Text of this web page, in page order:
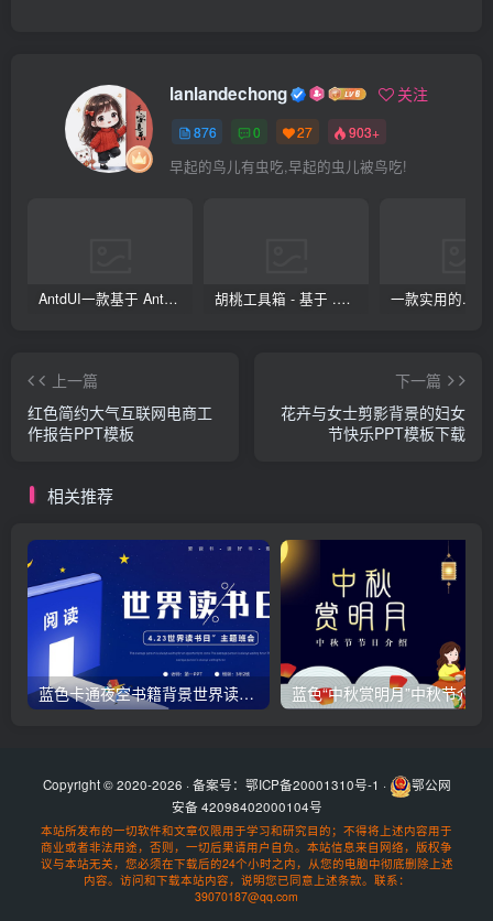
lanlandechong 关注
876 0 27 903+
早起的鸟儿有虫吃,早起的虫儿被鸟吃!
AntdUI一款基于 Ant Design 设计语言的 Winform 界面库 胡桃工具箱 - 基于 .NET 开源的多功能工具箱
上一篇
红色简约大气互联网电商工
作报告PPT模板
下一篇
花卉与女士剪影背景的妇女
节快乐PPT模板下载
相关推荐
蓝色卡通夜空书籍背景世界读书日主题班会PPT模板下载
Copyright © 2020-2026 · 备案号： 鄂ICP备20001310号-1 ·
鄂公网
安备 42098402000104号
本站所发布的一切软件和文章仅限用于学习和研究目的；不得将上述内容用于
商业或者非法用途，否则，一切后果请用户自负。本站信息来自网络，版权争
议与本站无关，您必须在下载后的24个小时之内，从您的电脑中彻底删除上述
内容。访问和下载本站内容，说明您已同意上述条款。联系：
39070187@qq.com